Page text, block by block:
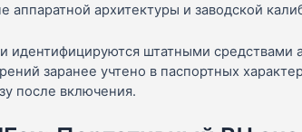
аппаратной архитектуры и заводской
идентифицируются штатными средствами
заранее учтено в паспортных
после включения.